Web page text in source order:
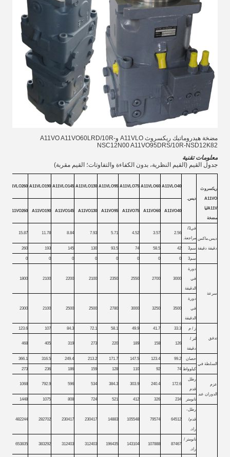
مضخة هيدروماتيك ريكسروث A11VLO وA11VO A11VO60LRD/10R-
NSC12N00 A11VO95DRS/10R-NSD12K82
معلومات تقنية
جدول القيم (القيم النظرية، بدون الكفاءة والتفاوتات؛ القيم مقربة)
ريكسروث
A11VO
A11Vليا
مضخة
ديس.
A11VLO40
A11VLO60
A11VLO75
A11VLO95
A11VLO130
A11VLO145
A11VLO190
A11VLO260
A11VO40
A11VO60
A11VO75
A11VO95
A11VO130
A11VO145
A11VO190
A11VO260
ديس.ماكس
دقيقة دقيقة
في3/
مراجعة.
2.56
3.57
4.52
5.71
7.93
8.84
11.78
15.87
سم3 42
58.5
74
93.5
130
145
193
260
سم3 0
0
0
0
0
0
0
0
سرعة
دورة
في
الدقيقة
3000
2700
2550
2350
2100
2200
2100
1800
دورة
في
الدقيقة
3500
3250
3000
2780
2500
2500
2100
2300
تدفق
ز / م 33.3
41.7
49.9
58.1
72.1
84.3
107
123.6
لتر /
دقيقة
126
158
189
220
273
319
405
468
السلطة في
حصان 99.2
123.4
147.5
171.7
213.2
249.4
316.5
366.1
كيلوواط 74
92
110
128
159
186
236
273
عزم
الدوران عند
رطل
قدم
172.6
240.4
303.9
384.3
534
596
792.9
1068
نانومتر 234
326
412
521
724
808
1075
1448
رطل-
قدم/
راد.
64512
79574
105548
14883
230417
230417
282702
482244
نانومتر /
راد.
87467
107888
143104
196435
312403
312403
383292
653835